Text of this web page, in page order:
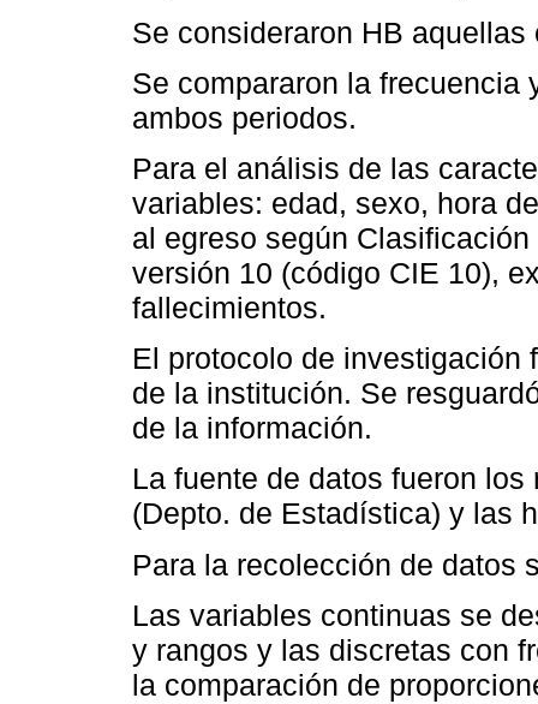
Se consideraron HB
Se compararon la
ambos periodos.
Para el análisis de las
variables: edad, sexo, hora
al egreso según
versión 10 (código CIE 10),
fallecimientos.
El protocolo de investigación
de la institución. Se
de la información.
La fuente de datos fueron
(Depto. de Estadística) y las
Para la recolección de datos
Las variables continuas se
y rangos y las discretas con
la comparación de